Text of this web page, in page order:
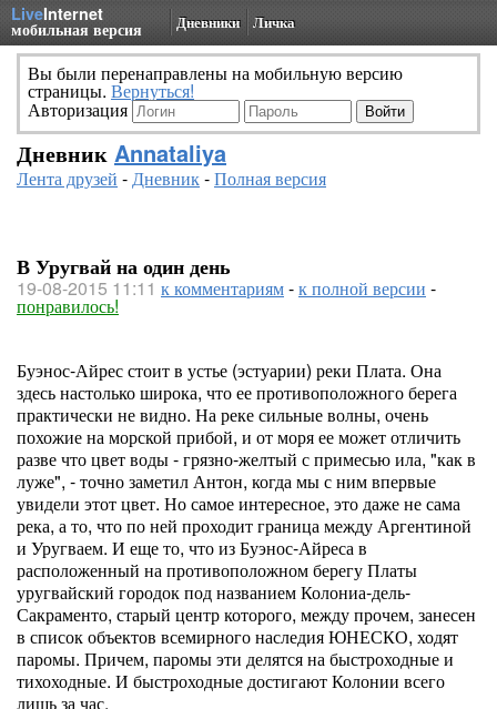
LiveInternet
мобильная версия Дневники Личка
Вы были перенаправлены на мобильную версию
страницы. Вернуться!
Авторизация
Дневник Annataliya
Лента друзей -Дневник-Полная версия
В Уругвай на один день
19-08-2015 11:11 к комментариям-к полной версии -
понравилось!
Буэнос-Айрес стоит в устье (эстуарии) реки Плата. Она
здесь настолько широка, что ее противоположного берега
практически не видно. На реке сильные волны, очень
похожие на морской прибой, и от моря ее может отличить
разве что цвет воды - грязно-желтый с примесью ила, "как в
луже", - точно заметил Антон, когда мы с ним впервые
увидели этот цвет. Но самое интересное, это даже не сама
река, а то, что по ней проходит граница между Аргентиной
и Уругваем. И еще то, что из Буэнос-Айреса в
расположенный на противоположном берегу Платы
уругвайский городок под названием Колониа-дель-
Сакраменто, старый центр которого, между прочем, занесен
в список объектов всемирного наследия ЮНЕСКО, ходят
паромы. Причем, паромы эти делятся на быстроходные и
тихоходные. И быстроходные достигают Колонии всего
лишь за час.